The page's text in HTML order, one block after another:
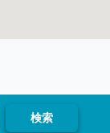
検索